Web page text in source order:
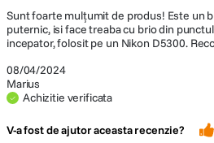
08/04/2024
Marius
Achizitie verificata
Sunt foarte mulțumit de produs! Este un
puternic, isi face treaba cu brio din
incepator, folosit pe un Nikon D5300.
V-a fost de ajutor aceasta recenzie?